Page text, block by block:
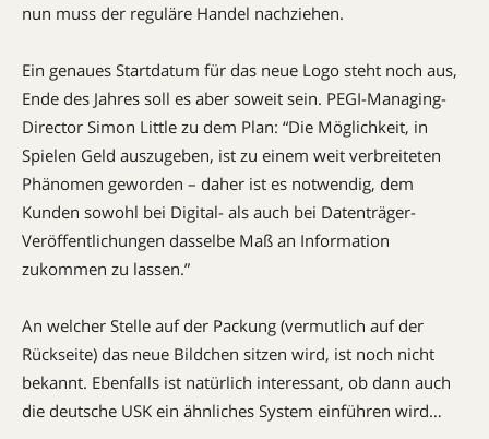
nun muss der reguläre Handel nachziehen.
Ein genaues Startdatum für das neue Logo steht noch aus,
Ende des Jahres soll es aber soweit sein. PEGI-Managing-
Director Simon Little zu dem Plan: “Die Möglichkeit, in
Spielen Geld auszugeben, ist zu einem weit verbreiteten
Phänomen geworden – daher ist es notwendig, dem
Kunden sowohl bei Digital- als auch bei Datenträger-
Veröffentlichungen dasselbe Maß an Information
zukommen zu lassen.”
An welcher Stelle auf der Packung (vermutlich auf der
Rückseite) das neue Bildchen sitzen wird, ist noch nicht
bekannt. Ebenfalls ist natürlich interessant, ob dann auch
die deutsche USK ein ähnliches System einführen wird…